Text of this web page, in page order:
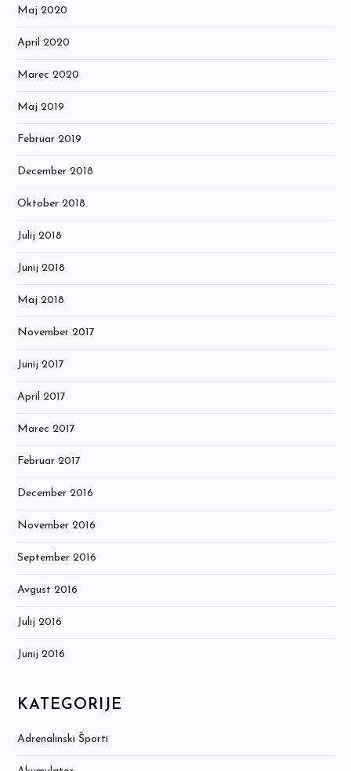
Maj 2020
April 2020
Marec 2020
Maj 2019
Februar 2019
December 2018
Oktober 2018
Julij 2018
Junij 2018
Maj 2018
November 2017
Junij 2017
April 2017
Marec 2017
Februar 2017
December 2016
November 2016
September 2016
Avgust 2016
Julij 2016
Junij 2016
KATEGORIJE
Adrenalinski Športi